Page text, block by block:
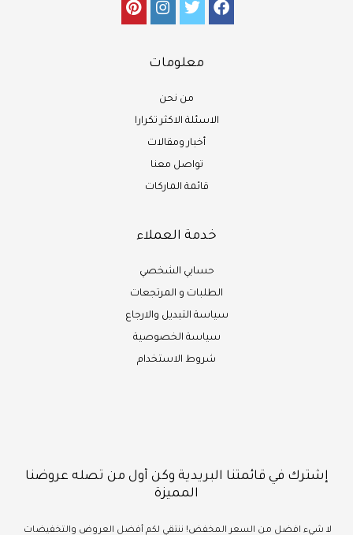
معلومات
من نحن
الاسئلة الاكثر تكرارا
أخبار ومقالات
تواصل معنا
قائمة الماركات
خدمة العملاء
حسابي الشخصي
الطلبات و المرتجعات
سياسة التبديل والارجاع
سياسة الخصوصية
شروط الاستخدام
إشترك في قائمتنا البريدية وكن أول من تصله عروضنا
المميزة
لا شيء افضل من السعر المخفض! ننتقي لكم أفضل العروض والتخفيضات